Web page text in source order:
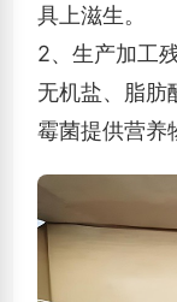
具上滋生。
2、生产加工
无机盐、脂肪
霉菌提供营养